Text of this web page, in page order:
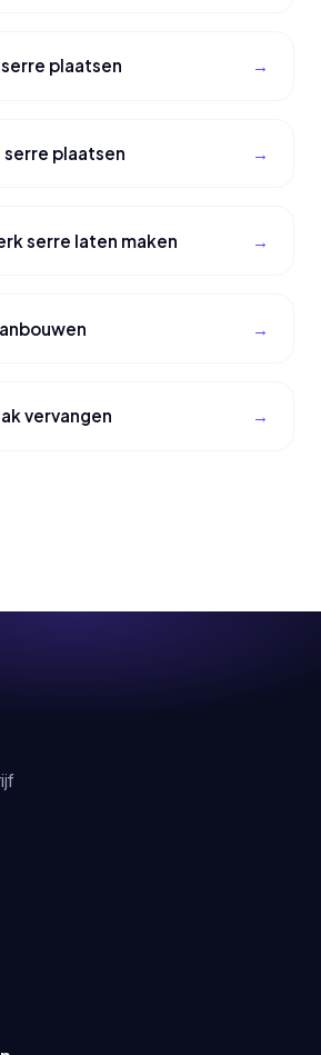
plaatsen
plaatsen
serre laten maken
vervangen